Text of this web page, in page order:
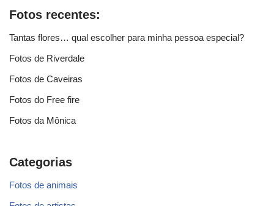
Fotos recentes:
Tantas flores… qual escolher para minha pessoa especial?
Fotos de Riverdale
Fotos de Caveiras
Fotos do Free fire
Fotos da Mônica
Categorias
Fotos de animais